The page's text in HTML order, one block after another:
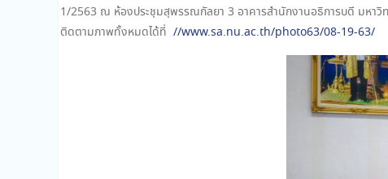
1/2563 ณ ห้องประชุมสุพรรณกัลยา 3 อาคารสำนักงานอธิการบดี มหาวิ
ติดตามภาพทั้งหมดได้ที่ //www.sa.nu.ac.th/photo63/08-19-63/